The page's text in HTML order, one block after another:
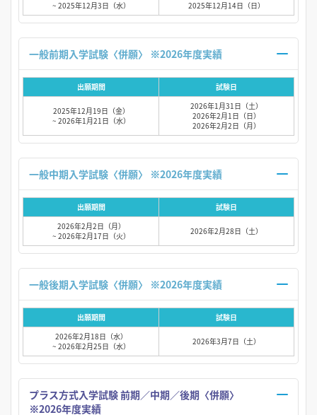
~ 2025年12月3日（水）
2025年12月14日（日）
出願期間 試験日
2025年12月19日（金）
~ 2026年1月21日（水）
2026年1月31日（土）
2026年2月1日（日）
2026年2月2日（月）
出願期間
試験日
2026年2月2日（月）
~ 2026年2月17日（火）
2026年2月28日（土）
出願期間
試験日
2026年2月18日（水）
~ 2026年2月25日（水）
2026年3月7日（土）
プラス方式入学試験 前期／中期／後期〈併願〉